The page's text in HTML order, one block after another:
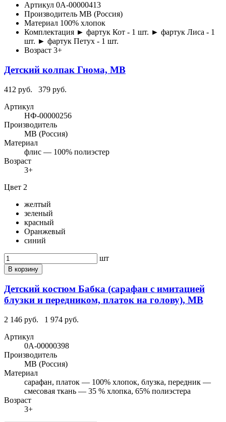
Артикул 0А-00000413
Производитель МВ (Россия)
Материал 100% хлопок
Комплектация ► фартук Кот - 1 шт. ► фартук Лиса - 1
шт. ► фартук Петух - 1 шт.
Возраст 3+
Детский колпак Гнома, МВ
412 руб.
379 руб.
Артикул
НФ-00000256
Производитель
МВ (Россия)
Материал
флис — 100% полиэстер
Возраст
3+
Цвет 2
желтый
зеленый
красный
Оранжевый
синий
шт
В корзину
Детский костюм Бабка (сарафан с имитацией
блузки и передником, платок на голову), МВ
2 146 руб.
1 974 руб.
Артикул
0А-00000398
Производитель
МВ (Россия)
Материал
сарафан, платок — 100% хлопок, блузка, передник —
смесовая ткань — 35 % хлопка, 65% полиэстера
Возраст
3+